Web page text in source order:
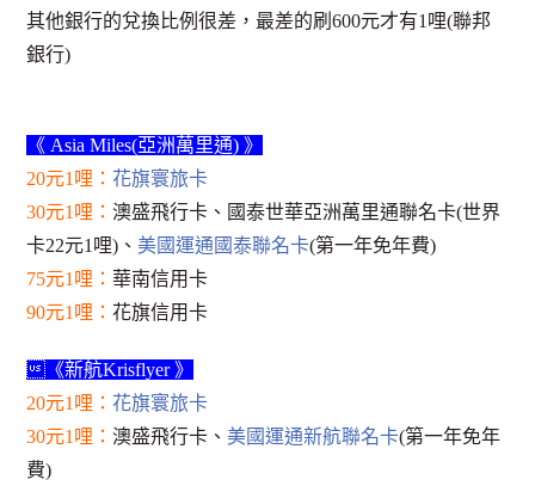
其他銀行的兌換比例很差，最差的刷600元才有1哩(聯邦
銀行)
《 Asia Miles(亞洲萬里通) 》
20元1哩：花旗寰旅卡
30元1哩： 澳盛飛行卡、國泰世華亞洲萬里通聯名卡(世界
卡22元1哩)、 美國運通國泰聯名卡(第一年免年費)
75元1哩：華南信用卡
90元1哩：花旗信用卡
《新航Krisflyer 》
20元1哩：花旗寰旅卡
30元1哩： 澳盛飛行卡、 美國運通新航聯名卡(第一年免年
費)